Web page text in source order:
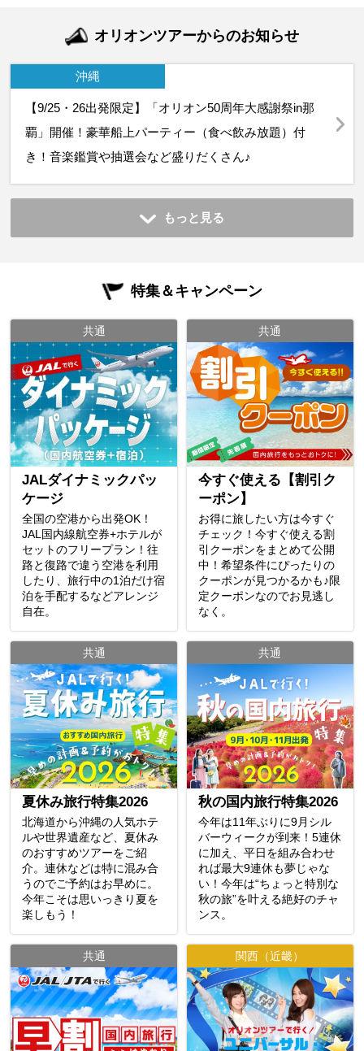
オリオンツアーからのお知らせ
沖縄
【9/25・26出発限定】「オリオン50周年大感謝祭in那
覇」開催！豪華船上パーティー（食べ飲み放題）付
き！音楽鑑賞や抽選会など盛りだくさん♪
もっと見る
特集＆キャンペーン
共通
JALダイナミックパッ
ケージ
全国の空港から出発OK！
JAL国内線航空券+ホテルが
セットのフリープラン！往
路と復路で違う空港を利用
したり、旅行中の1泊だけ宿
泊を手配するなどアレンジ
自在。
共通
今すぐ使える【割引ク
ーポン】
お得に旅したい方は今すぐ
チェック！今すぐ使える割
引クーポンをまとめて公開
中！希望条件にぴったりの
クーポンが見つかるかも♪限
定クーポンなのでお見逃し
なく。
共通
夏休み旅行特集2026
北海道から沖縄の人気ホテ
ルや世界遺産など、夏休み
のおすすめツアーをご紹
介。連休などは特に混み合
うのでご予約はお早めに。
今年こそは思いっきり夏を
楽しもう！
共通
秋の国内旅行特集2026
今年は11年ぶりに9月シル
バーウィークが到来！5連休
に加え、平日を組み合わせ
れば最大9連休も夢じゃな
い！今年は“ちょっと特別な
秋の旅”を叶える絶好のチャ
ンス。
共通 関西（近畿）